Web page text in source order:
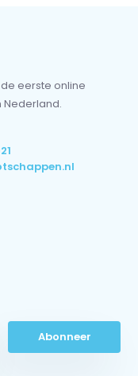
eerste online
Nederland.
Abonneer